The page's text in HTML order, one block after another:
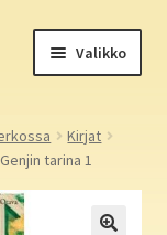
Valikko
Kirjat
Genjin tarina 1